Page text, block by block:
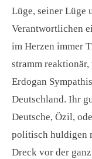
Lüge, seiner Lüge
Verantwortlichen
im Herzen immer
stramm
Erdogan
Deutschland. Ihr
Deutsche, Özil,
politisch huldigen
Dreck vor der